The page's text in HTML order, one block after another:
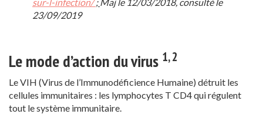
23/09/2019
Le mode d’action du virus 1, 2
Le VIH (Virus de l’Immunodéficience Humaine) détruit les
cellules immunitaires : les lymphocytes T CD4 qui régulent
tout le système immunitaire.